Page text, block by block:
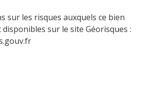
sur les risques auxquels ce bien
sur le site Géorisques :